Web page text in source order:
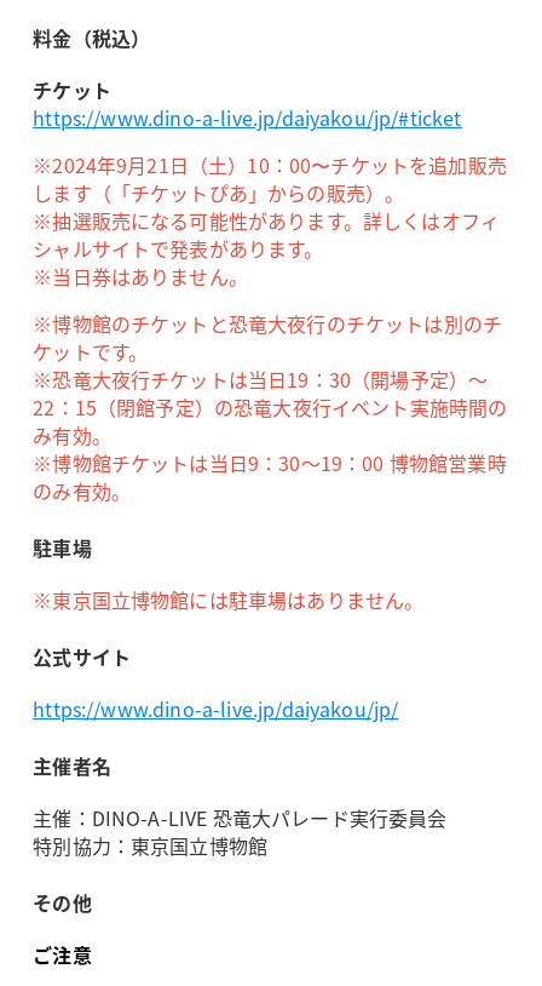
料金（税込）
チケット
https://www.dino-a-live.jp/daiyakou/jp/#ticket
※2024年9月21日（土）10：00〜チケットを追加販売
します（「チケットぴあ」からの販売）。
※抽選販売になる可能性があります。詳しくはオフィ
シャルサイトで発表があります。
※当日券はありません。
※博物館のチケットと恐竜大夜行のチケットは別のチ
ケットです。
※恐竜大夜行チケットは当日19：30（開場予定）～
22：15（閉館予定）の恐竜大夜行イベント実施時間の
み有効。
※博物館チケットは当日9：30～19：00 博物館営業時
のみ有効。
駐車場
※東京国立博物館には駐車場はありません。
公式サイト
https://www.dino-a-live.jp/daiyakou/jp/
主催者名
主催：DINO-A-LIVE 恐竜大パレード実行委員会
特別協力：東京国立博物館
その他
ご注意